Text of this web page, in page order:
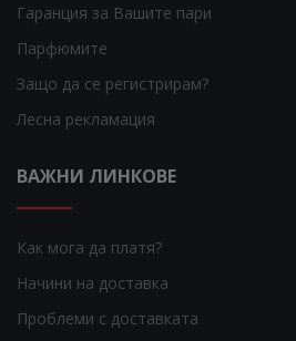
Гаранция за Вашите пари
Парфюмите
Защо да се регистрирам?
Лесна рекламация
ВАЖНИ ЛИНКОВЕ
Как мога да платя?
Начини на доставка
Проблеми с доставката